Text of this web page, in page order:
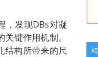
，发现DBs对凝
键作用机制。
结构所带来的尺